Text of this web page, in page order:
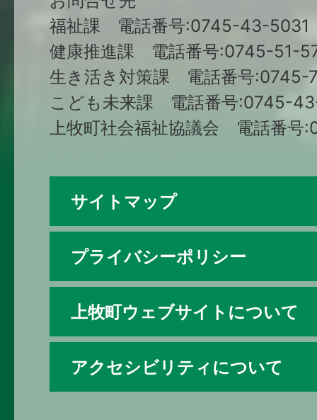
福祉課 電話番号:0745-43-5031
健康推進課 電話番号:0745-51-
生き活き対策課 電話番号:0745-
こども未来課 電話番号:0745-
上牧町社会福祉協議会 電話番
サイトマップ
プライバシーポリシー
上牧町ウェブサイトについて
アクセシビリティについて